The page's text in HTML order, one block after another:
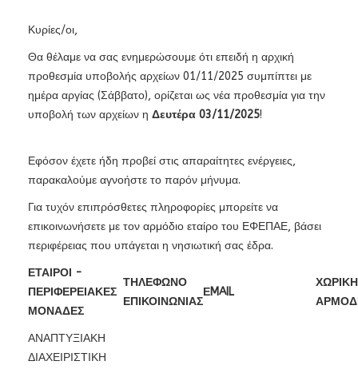
Κυρίες/οι,
Θα θέλαμε να σας ενημερώσουμε ότι επειδή η αρχική
προθεσμία υποβολής αρχείων 01/11/2025 συμπίπτει με
ημέρα αργίας (Σάββατο), ορίζεται ως νέα προθεσμία για την
υποβολή των αρχείων η Δευτέρα 03/11/2025!
Εφόσον έχετε ήδη προβεί στις απαραίτητες ενέργειες,
παρακαλούμε αγνοήστε το παρόν μήνυμα.
Για τυχόν επιπρόσθετες πληροφορίες μπορείτε να
επικοινωνήσετε με τον αρμόδιο εταίρο του ΕΦΕΠΑΕ, βάσει
περιφέρειας που υπάγεται η νησιωτική σας έδρα.
ΕΤΑΙΡΟΙ -
ΠΕΡΙΦΕΡΕΙΑΚΕΣ
ΜΟΝΑΔΕΣ
ΤΗΛΕΦΩΝΟ
ΕΠΙΚΟΙΝΩΝΙΑΣ
ΕMAIL
ΧΩΡΙΚΗ
ΑΝΑΠΤΥΞΙΑΚΗ
ΔΙΑΧΕΙΡΙΣΤΙΚΗ